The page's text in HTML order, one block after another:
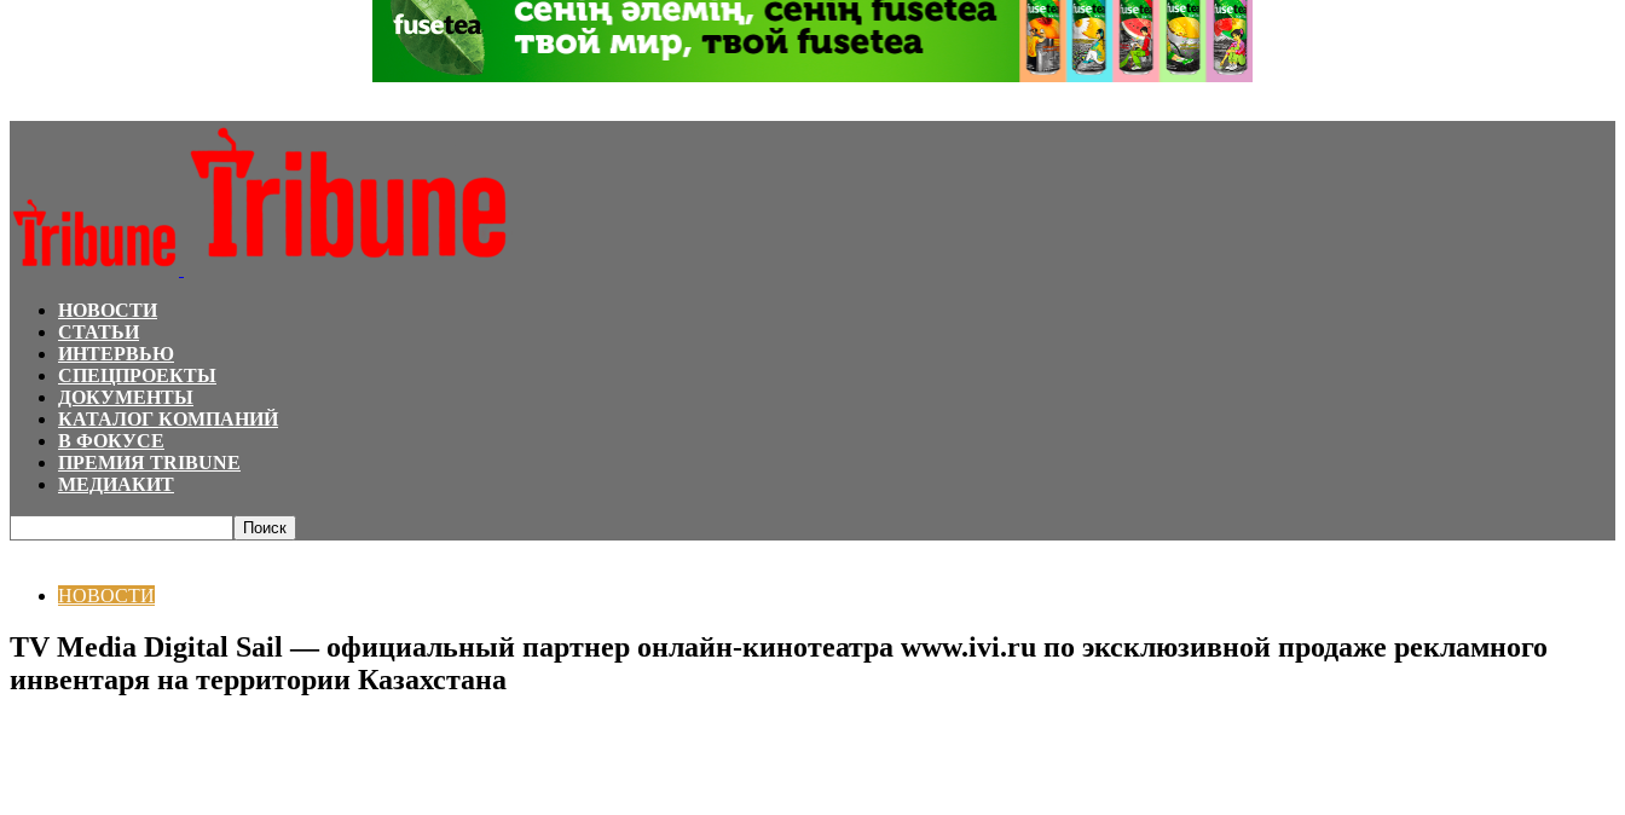
НОВОСТИ
СТАТЬИ
ИНТЕРВЬЮ
СПЕЦПРОЕКТЫ
ДОКУМЕНТЫ
КАТАЛОГ КОМПАНИЙ
В ФОКУСЕ
ПРЕМИЯ TRIBUNE
МЕДИАКИТ
НОВОСТИ
TV Media Digital Sail — официальный партнер онлайн-кинотеатра www.ivi.ru по эксклюзивной продаже рекламного
инвентаря на территории Казахстана